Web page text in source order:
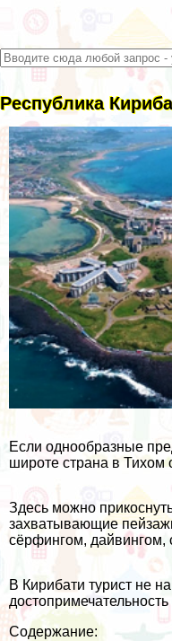
Республика
Если однообразные
широте страна в Тихом
Здесь можно
захватывающие
сёрфингом, дайвингом,
В Кирибати турист не
Содержание: